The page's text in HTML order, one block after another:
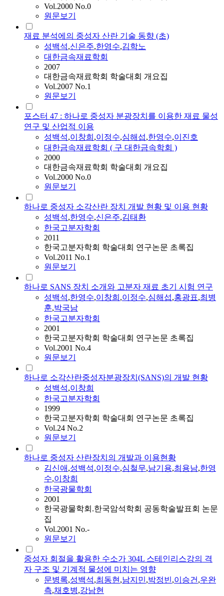
Vol.2000 No.0
원문보기
재료 분석에의 중성자 산란 기술 동향 (초)
성백석,신은주,한영수,김학노
대한금속재료학회
2007
대한금속재료학회 학술대회 개요집
Vol.2007 No.1
원문보기
포스터 47 : 하나로 중성자 분광장치를 이용한 재료 물성
연구 및 산업적 이용
성백석,이창희 ,이정수,심해섭,한영수,이진호
대한금속재료학회 ( 구 대한금속학회 )
2000
대한금속재료학회 학술대회 개요집
Vol.2000 No.0
원문보기
하나로 중성자 소각산란 장치 개발 현황 및 이용 현황
성백석,한영수,신은주,김태환
한국고분자학회
2011
한국고분자학회 학술대회 연구논문 초록집
Vol.2011 No.1
원문보기
하나로 SANS 장치 소개와 고분자 재료 초기 시험 연구
성백석,한영수,이창희 ,이정수,심해섭,홍광표,최병
훈,박국남
한국고분자학회
2001
한국고분자학회 학술대회 연구논문 초록집
Vol.2001 No.4
원문보기
하나로 소각산란중성자분광장치(SANS)의 개발 현황
성백석,이창희
한국고분자학회
1999
한국고분자학회 학술대회 연구논문 초록집
Vol.24 No.2
원문보기
하나로 중성자 산란장치의 개발과 이용현황
김신애 ,성백석,이정수,심철무,남기용,최용남,한영
수,이창희
한국광물학회
2001
한국광물학회.한국암석학회 공동학술발표회 논문
집
Vol.2001 No.-
원문보기
중성자 회절을 활용한 수소가 304L 스테인리스강의 격
자 구조 및 기계적 물성에 미치는 영향
문병록,성백석,최동현,남지민,박정빈,이승건,우완
측,채호병,강남현